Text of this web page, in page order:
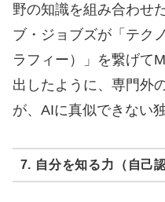
野の知識を組み合わせ
ブ・ジョブズが「テク
ラフィー）」を繋げて
出したように、専門外
が、AIに真似できない
7. 自分を知る力（自己認